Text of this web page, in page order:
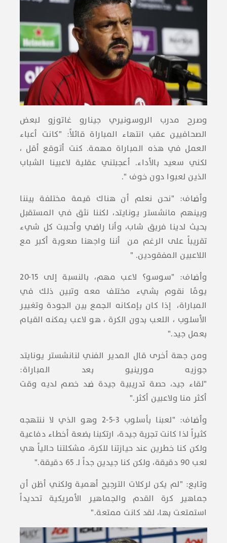
وصرح مدرب الروسونيري جينارو غاتوزو لبعض
الصحافيين عقب انتهاء المباراة قائلاً: "كانت أعباء
العمل في هذه المباراة مهمة. كنت أتوقع أقل ،
لكني سعيد بالأداء. أعجبتني عقلية لاعبينا الشباب
الذين لعبوا دون خوف ".
وأضاف: "نحن نعلم أن هناك قيمة مختلفة بيننا
وبينهم مانشستر يونايتد، لكننا نثق في المستقبل
بحيث لدينا فريق شاب، وأنا راضي وأحببت كل شيء
تقريباً على الرغم من أننا واجهنا صعوبة أكبر مع
اللاعبين المفقودين. "
وأضاف: "سوسو؟ لاعب مهم، بالنسبة إلى 15-20
يومًا نقوم بشيء مختلف معه وتبين ذلك في
المباراة، إذا كان بإمكانه الجمع بين الجودة وتغيير
الأسلوب ، اللعب بدون الكرة ، هو لاعب يمكنه القيام
بعمل جيد."
ومن جهة أخرى قال المدير الفني لنانشستر يونايتد
جوزيه مورينيو بعد المباراة:
"لقاء جيد، حصة تدريبية جيدة ضد خصم لديه وقت
أكثر منا ولاعبين أكثر."
وأضاف: "لعبنا بأسلوب ٣-٥-٢ وهو الذي لا ننتهجه
كثيراً لذا كانت تجربة جيدة، ارتكبنا بضعة أخطاء دفاعية
ولكن كنا خطرين عند حيازتنا للكرة، مشكلتنا حالياً هي
لعب ٩٠ دقيقة، ولكن كنا جيدين جداً لـ ٦٥ دقيقة."
وتابع: "لم يكن لركلات الترجيح أهمية ولكني أظن أن
جماهير كرة القدم والجماهير الأمريكية تحديداً
استمتعت بها، لقد كانت ممتعة."